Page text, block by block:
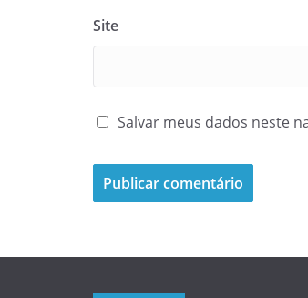
Site
Salvar meus dados neste